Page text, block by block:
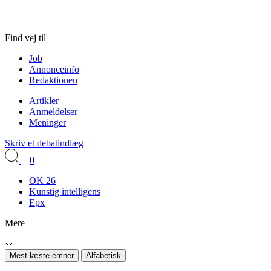
Find vej til
Job
Annonceinfo
Redaktionen
Artikler
Anmeldelser
Meninger
Skriv et debatindlæg
0
OK 26
Kunstig intelligens
Epx
Mere
Mest læste emner Alfabetisk